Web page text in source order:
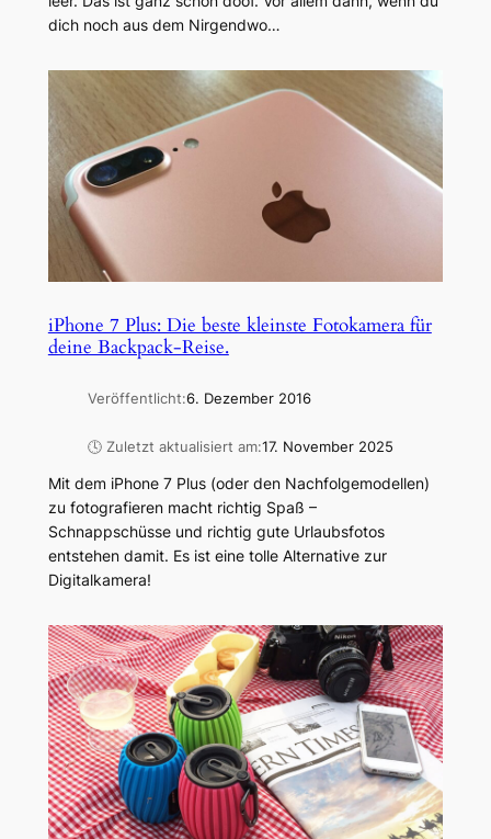
dich noch aus dem Nirgendwo…
iPhone 7 Plus: Die beste kleinste Fotokamera für
deine Backpack-Reise.
Veröffentlicht:6. Dezember 2016
🕓 Zuletzt aktualisiert am:17. November 2025
Mit dem iPhone 7 Plus (oder den Nachfolgemodellen)
zu fotografieren macht richtig Spaß –
Schnappschüsse und richtig gute Urlaubsfotos
entstehen damit. Es ist eine tolle Alternative zur
Digitalkamera!